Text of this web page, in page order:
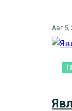
Авг 5,